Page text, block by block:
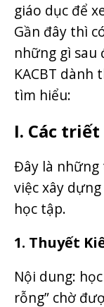
giáo dục để
Gần đây thì
những gì sau
KACBT dành
tìm hiểu:
I. Các
Đây là
việc xây
học tập.
1. Thuyết
Nội dung:
rỗng” chờ